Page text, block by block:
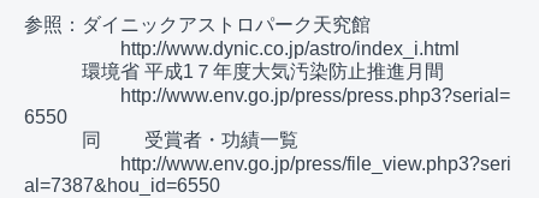
参照：ダイニックアストロパーク天究館
http://www.dynic.co.jp/astro/index_i.html
環境省 平成1７年度大気汚染防止推進月間
http://www.env.go.jp/press/press.php3?serial=
6550
同　　 受賞者・功績一覧
http://www.env.go.jp/press/file_view.php3?seri
al=7387&hou_id=6550